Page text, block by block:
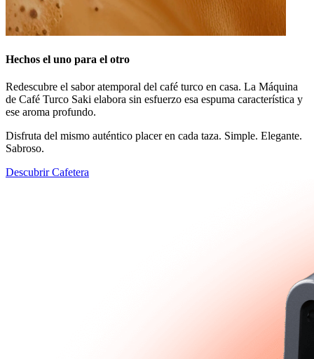
Hechos el uno para el otro
Redescubre el sabor atemporal del café turco en casa. La Máquina
de Café Turco Saki elabora sin esfuerzo esa espuma característica y
ese aroma profundo.
Disfruta del mismo auténtico placer en cada taza. Simple. Elegante.
Sabroso.
Descubrir Cafetera